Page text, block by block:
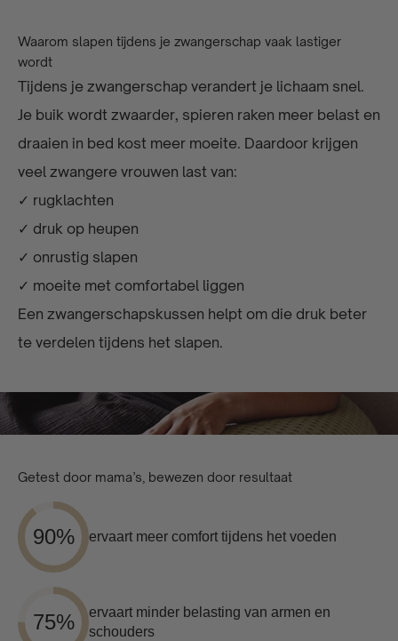
Waarom slapen tijdens je zwangerschap vaak lastiger
wordt
Tijdens je zwangerschap verandert je lichaam snel.
Je buik wordt zwaarder, spieren raken meer belast en
draaien in bed kost meer moeite. Daardoor krijgen
veel zwangere vrouwen last van:
✓ rugklachten
✓ druk op heupen
✓ onrustig slapen
✓ moeite met comfortabel liggen
Een zwangerschapskussen helpt om die druk beter
te verdelen tijdens het slapen.
Getest door mama’s, bewezen door resultaat
90% ervaart meer comfort tijdens het voeden
75%
ervaart minder belasting van armen en
schouders